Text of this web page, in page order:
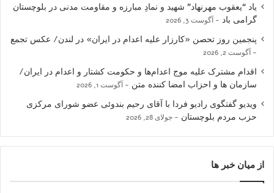
یاد “یعقوب مهرنهاد” شهید و نمادِ مبارزه و مقاومت مدنی در بلوچستان
گرامی باد
آگوست 3, 2026
پنجمین روز تحصن «کارزار علیه اعدام در ایران» در لندن/ عکس تجمع
آگوست 2, 2026
اقدام مشترک علیه موج اعدام‌ها و حکومت کشتار و اعدام در ایران/
سازمان ها و احزاب امضا کننده متن
آگوست 1, 2026
ویدیو گفتگوی رادیو فردا با آقای رحیم بندوئی عضو شورای مرکزی
حزب مردم بلوچستان
جولای 28, 2026
از میان خبر ها